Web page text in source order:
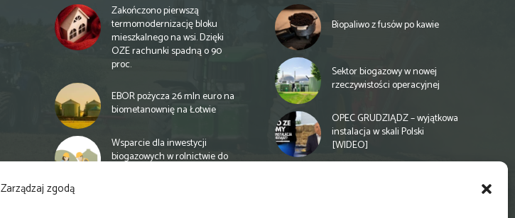
Zarządzaj zgodą
Zakończono pierwszą
termomodernizację bloku
mieszkalnego na wsi. Dzięki
OZE rachunki spadną o 90
proc.
EBOR pożycza 26 mln euro na
biometanownię na Łotwie
Wsparcie dla inwestycji
biogazowych w rolnictwie do
Biopaliwo z fusów po kawie
Sektor biogazowy w nowej
rzeczywistości operacyjnej
OPEC GRUDZIĄDZ – wyjątkowa
instalacja w skali Polski
[WIDEO]